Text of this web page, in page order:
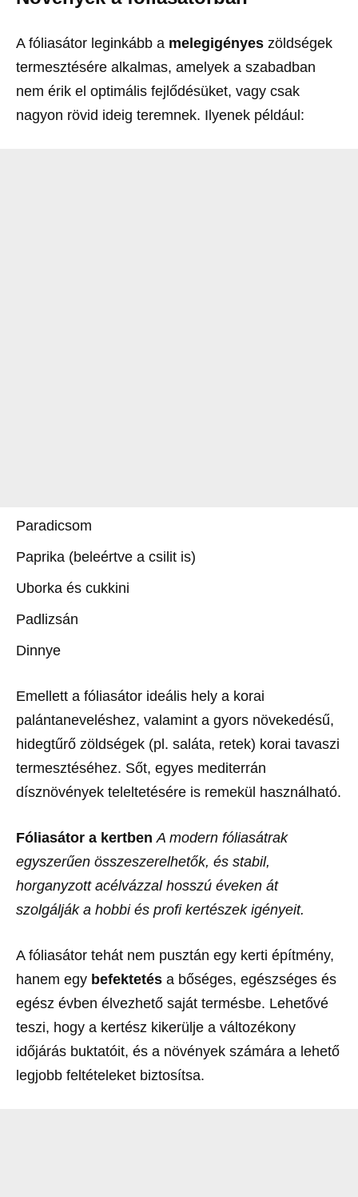
A fóliasátor leginkább a melegigényes zöldségek
termesztésére alkalmas, amelyek a szabadban
nem érik el optimális fejlődésüket, vagy csak
nagyon rövid ideig teremnek. Ilyenek például:
Paradicsom
Paprika (beleértve a csilit is)
Uborka és cukkini
Padlizsán
Dinnye
Emellett a fóliasátor ideális hely a korai
palántaneveléshez, valamint a gyors növekedésű,
hidegtűrő zöldségek (pl. saláta, retek) korai tavaszi
termesztéséhez. Sőt, egyes mediterrán
dísznövények teleltetésére is remekül használható.
Fóliasátor a kertben A modern fóliasátrak
egyszerűen összeszerelhetők, és stabil,
horganyzott acélvázzal hosszú éveken át
szolgálják a hobbi és profi kertészek igényeit.
A fóliasátor tehát nem pusztán egy kerti építmény,
hanem egy befektetés a bőséges, egészséges és
egész évben élvezhető saját termésbe. Lehetővé
teszi, hogy a kertész kikerülje a változékony
időjárás buktatóit, és a növények számára a lehető
legjobb feltételeket biztosítsa.